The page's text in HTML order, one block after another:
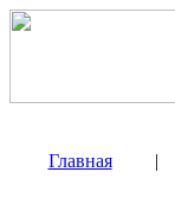
Главная |